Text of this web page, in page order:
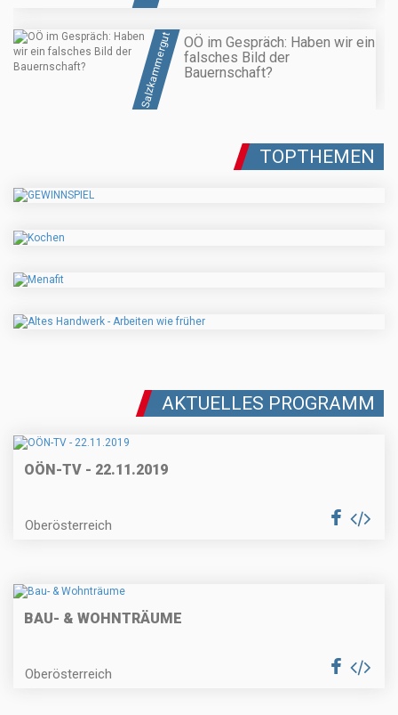
Salzkammergut
OÖ im Gespräch: Haben wir ein
falsches Bild der
Bauernschaft?
TOPTHEMEN
AKTUELLES PROGRAMM
OÖN-TV - 22.11.2019
Oberösterreich
BAU- & WOHNTRÄUME
Oberösterreich